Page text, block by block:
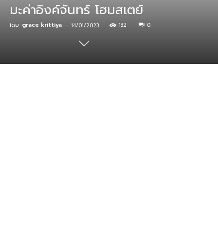
มะค่าอิงค์จันทร์ โฮมสเตย์
โดย grace krittiya - 14/01/2023 132 0